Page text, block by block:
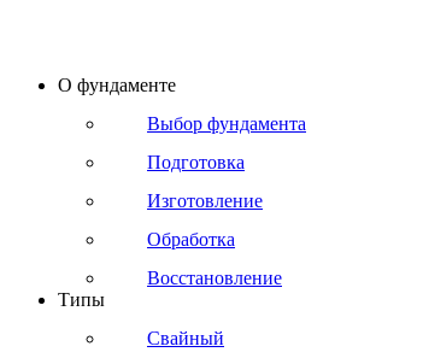
О фундаменте
Выбор фундамента
Подготовка
Изготовление
Обработка
Восстановление
Типы
Свайный